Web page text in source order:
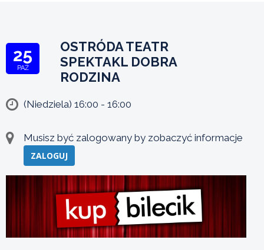
25
PAŹ
OSTRÓDA TEATR
SPEKTAKL DOBRA
RODZINA
(Niedziela) 16:00 - 16:00
Musisz być zalogowany by zobaczyć informacje
ZALOGUJ